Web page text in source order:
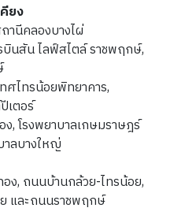
ยง
านีคลองบางไผ่
บินสัน ไลฟ์สไตล์ ราชพฤกษ์,
ศไทรน้อยพิทยาคาร,
เตอร์
, โรงพยาบาลเกษมราษฎร์
าลบางใหญ่
ง, ถนนบ้านกล้วย-ไทรน้อย,
และถนนราชพฤกษ์